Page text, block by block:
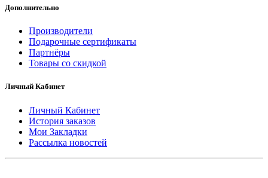
Дополнительно
Производители
Подарочные сертификаты
Партнёры
Товары со скидкой
Личный Кабинет
Личный Кабинет
История заказов
Мои Закладки
Рассылка новостей